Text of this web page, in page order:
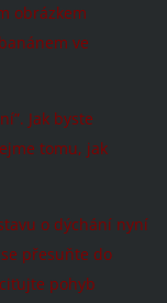
obrázkem
ve
Jak byste
tomu, jak
o dýchání nyní
přesuňte do
pohyb